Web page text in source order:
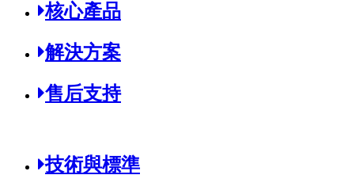
核心產品
解決方案
售后支持
技術與標準